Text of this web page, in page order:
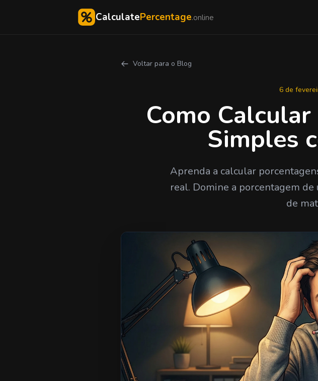
CalculatePercentage.online
Voltar para o Blog
6 de
Como
Simples
Aprenda a calcular
real. Domine a porcentagem
de